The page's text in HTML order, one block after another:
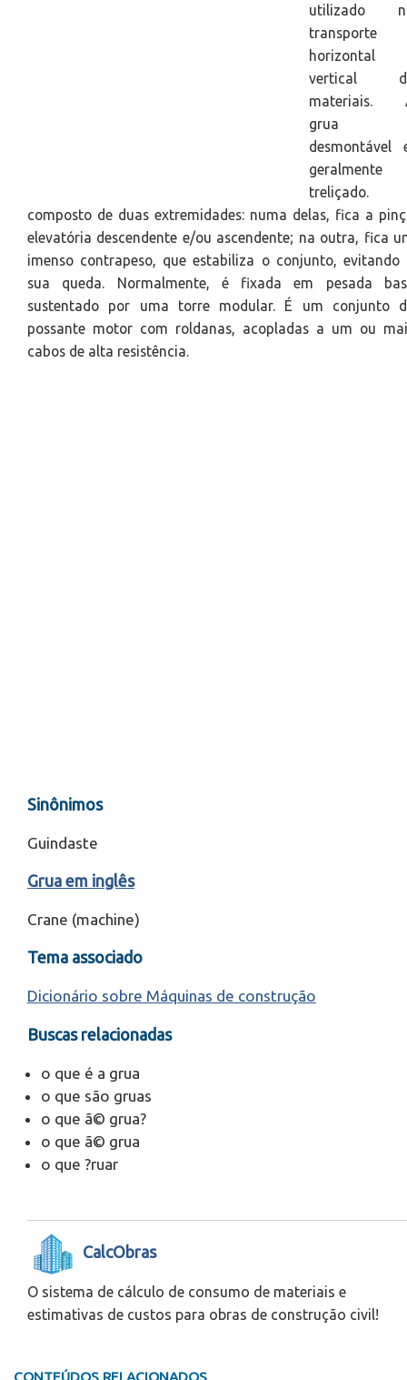
utilizado
transporte
horizontal
vertical
materiais.
grua
desmontável
geralmente
treliçado.
composto de duas extremidades: numa delas, fica a
elevatória descendente e/ou ascendente; na outra, fica
imenso contrapeso, que estabiliza o conjunto, evitando
sua queda. Normalmente, é fixada em pesada
sustentado por uma torre modular. É um conjunto
possante motor com roldanas, acopladas a um ou
cabos de alta resistência.
Sinônimos
Guindaste
Grua em inglês
Crane (machine)
Tema associado
Dicionário sobre Máquinas de construção
Buscas relacionadas
o que é a grua
o que são gruas
o que ã© grua?
o que ã© grua
o que ?ruar
CalcObras
O sistema de cálculo de consumo de materiais e
estimativas de custos para obras de construção civil!
CONTEÚDOS RELACIONADOS